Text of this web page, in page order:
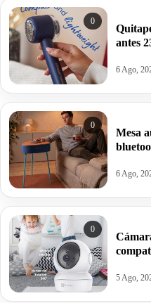
0
antes
6 Ago,
0
Mesa
6 Ago,
0
5 Ago,